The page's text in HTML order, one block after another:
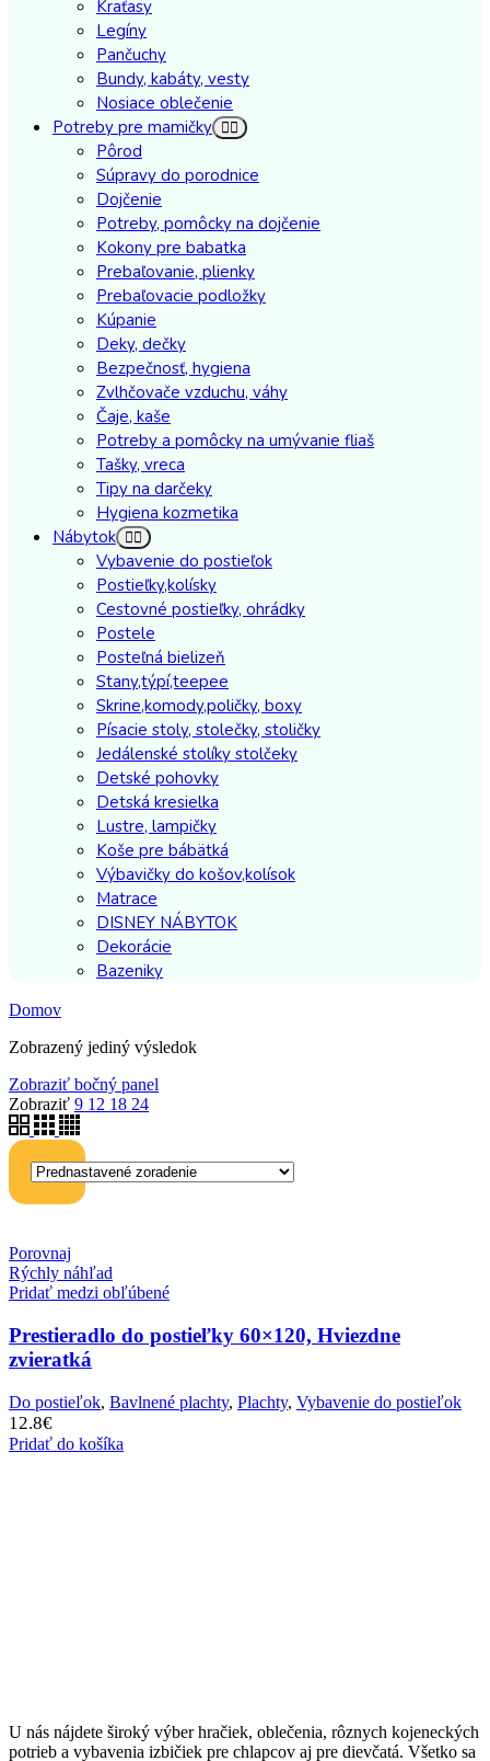
Kraťasy
Legíny
Pančuchy
Bundy, kabáty, vesty
Nosiace oblečenie
Potreby pre mamičky
Pôrod
Súpravy do porodnice
Dojčenie
Potreby, pomôcky na dojčenie
Kokony pre babatka
Prebaľovanie, plienky
Prebaľovacie podložky
Kúpanie
Deky, dečky
Bezpečnosť, hygiena
Zvlhčovače vzduchu, váhy
Čaje, kaše
Potreby a pomôcky na umývanie fliaš
Tašky, vreca
Tipy na darčeky
Hygiena kozmetika
Nábytok
Vybavenie do postieľok
Postieľky,kolísky
Cestovné postieľky, ohrádky
Postele
Posteľná bielizeň
Stany,týpí,teepee
Skrine,komody,poličky, boxy
Písacie stoly, stolečky, stoličky
Jedálenské stolíky stolčeky
Detské pohovky
Detská kresielka
Lustre, lampičky
Koše pre bábätká
Výbavičky do košov,kolísok
Matrace
DISNEY NÁBYTOK
Dekorácie
Bazeniky
Domov
Zobrazený jediný výsledok
Zobraziť bočný panel
Zobraziť 9 12 18 24
Porovnaj
Rýchly náhľad
Pridať medzi obľúbené
Prestieradlo do postieľky 60×120, Hviezdne
zvieratká
Do postieľok, Bavlnené plachty, Plachty, Vybavenie do postieľok
12.8€
Pridať do košíka
U nás nájdete široký výber hračiek, oblečenia, rôznych kojeneckých
potrieb a vybavenia izbičiek pre chlapcov aj pre dievčatá. Všetko sa